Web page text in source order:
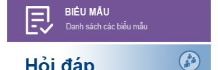
(24/07/2026)
Triển khai xây dựng mô hình “Trồng tái canh Cà phê Vối” năm